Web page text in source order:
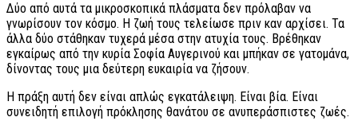
Δύο από αυτά τα μικροσκοπικά πλάσματα δεν πρόλαβαν να
γνωρίσουν τον κόσμο. Η ζωή τους τελείωσε πριν καν αρχίσει. Τα
άλλα δύο στάθηκαν τυχερά μέσα στην ατυχία τους. Βρέθηκαν
εγκαίρως από την κυρία Σοφία Αυγερινού και μπήκαν σε γατομάνα,
δίνοντας τους μια δεύτερη ευκαιρία να ζήσουν.
Η πράξη αυτή δεν είναι απλώς εγκατάλειψη. Είναι βία. Είναι
συνειδητή επιλογή πρόκλησης θανάτου σε ανυπεράσπιστες ζωές.